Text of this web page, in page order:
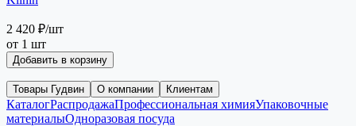
2 420 ₽/шт
от 1 шт
Добавить в корзину
Товары Гудвин О компании Клиентам
КаталогРаспродажаПрофессиональная химияУпаковочные
материалыОдноразовая посуда